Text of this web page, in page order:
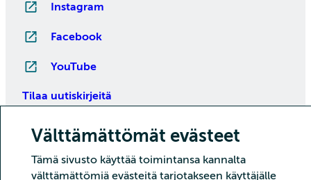
Välttämättömät evästeet
Tämä sivusto käyttää toimintansa kannalta
välttämättömiä evästeitä tarjotakseen käyttäjälle
Instagram
Facebook
YouTube
Tilaa uutiskirjeitä